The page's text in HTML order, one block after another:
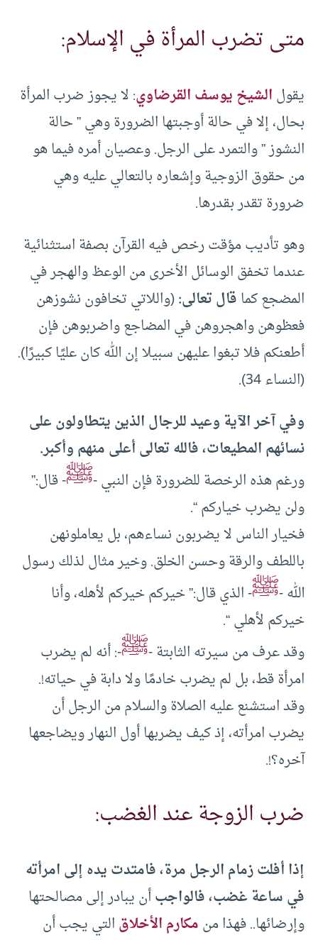
متى تضرب المرأة في الإسلام:
يقولالشيخ يوسف القرضاوي: لا يجوز ضرب المرأة
بحال، إلا في حالة أوجبتها الضرورة وهي ” حالة
النشوز ” والتمرد على الرجل. وعصيان أمره فيما هو
من حقوق الزوجية وإشعاره بالتعالي عليه وهي
ضرورة تقدر بقدرها.
وهو تأديب مؤقت رخص فيه القرآن بصفة استثنائية
عندما تخفق الوسائل الأخرى من الوعظ والهجر في
المضجع كماقال تعالى:(واللاتي تخافون نشوزهن
فعظوهن واهجروهن في المضاجع واضربوهن فإن
أطعنكم فلا تبغوا عليهن سبيلا إن الله كان عليًا كبيرًا).
(النساء 34).
وفي آخر الآية وعيد للرجال الذين يتطاولون على
نسائهم المطيعات، فالله تعالى أعلى منهم وأكبر.
ورغم هذه الرخصة للضرورة فإن النبي -ﷺ- قال:”
ولن يضرب خياركم “.
فخيار الناس لا يضربون نساءهم، بل يعاملونهن
باللطف والرقة وحسن الخلق. وخير مثال لذلك رسول
الله -ﷺ- الذي قال:” خيركم خيركم لأهله، وأنا
خيركم لأهلي “.
وقد عرف من سيرته الثابتة -ﷺ-: أنه لم يضرب
امرأة قط، بل لم يضرب خادمًا ولا دابة في حياته!.
وقد استشنع عليه الصلاة والسلام من الرجل أن
يضرب امرأته، إذ كيف يضربها أول النهار ويضاجعها
آخره؟!.
ضرب الزوجة عند الغضب:
إذا أفلت زمام الرجل مرة، فامتدت يده إلى امرأته
في ساعة غضب، فالواجبأن يبادر إلى مصالحتها
وإرضائها.. فهذا منمكارم الأخلاقالتي يجب أن